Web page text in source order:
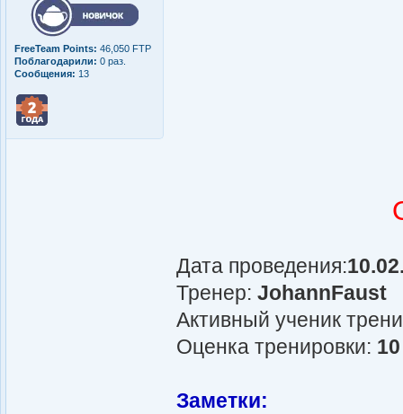
FreeTeam Points: 46,050 FTP
Поблагодарили: 0 раз.
Сообщения: 13
Дата проведения:
Тренер: JohannFaust
Активный ученик
Оценка тренировки:
Заметки: